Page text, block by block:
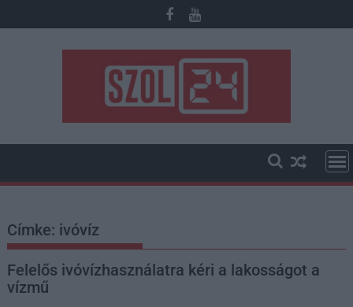
to
Címke: ivóvíz
Felelős ivóvízhasználatra kéri a lakosságot a
vízmű